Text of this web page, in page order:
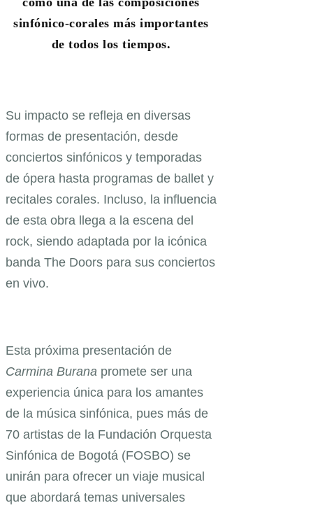
sinfónico-corales más importantes
de todos los tiempos.
Su impacto se refleja en diversas
formas de presentación, desde
conciertos sinfónicos y temporadas
de ópera hasta programas de ballet y
recitales corales. Incluso, la influencia
de esta obra llega a la escena del
rock, siendo adaptada por la icónica
banda The Doors para sus conciertos
en vivo.
Esta próxima presentación de
Carmina Burana promete ser una
experiencia única para los amantes
de la música sinfónica, pues más de
70 artistas de la Fundación Orquesta
Sinfónica de Bogotá (FOSBO) se
unirán para ofrecer un viaje musical
que abordará temas universales